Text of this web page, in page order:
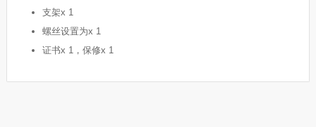
支架x 1
螺丝设置为x 1
证书x 1，保修x 1